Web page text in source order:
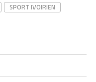
SPORT IVOIRIEN